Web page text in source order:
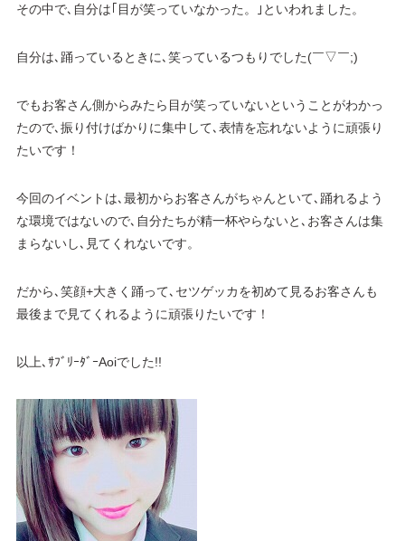
その中で､自分は｢目が笑っていなかった。｣といわれました。
自分は､踊っているときに､笑っているつもりでした(￣▽￣;)
でもお客さん側からみたら目が笑っていないということがわかっ
たので､振り付けばかりに集中して､表情を忘れないように頑張り
たいです！
今回のイベントは､最初からお客さんがちゃんといて､踊れるよう
な環境ではないので､自分たちが精一杯やらないと､お客さんは集
まらないし､見てくれないです。
だから､笑顔+大きく踊って､セツゲッカを初めて見るお客さんも
最後まで見てくれるように頑張りたいです！
以上､ｻﾌﾞﾘｰﾀﾞｰAoiでした!!